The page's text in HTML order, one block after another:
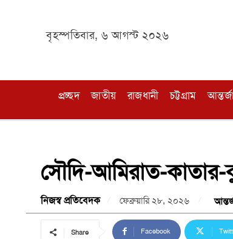
বৃহস্পতিবার, ৬ আগস্ট ২০২৬
প্রচ্ছদ জাতীয় রাজধানী চট্টগ্রাম
সৌদি-আমিরাত-কাতার-
নিজস্ব প্রতিবেদক ফেব্রুয়ারি ২৮, ২০২৬
Share Facebook